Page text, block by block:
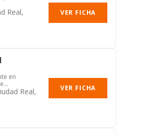
Real,
VER FICHA
en
Real,
VER FICHA